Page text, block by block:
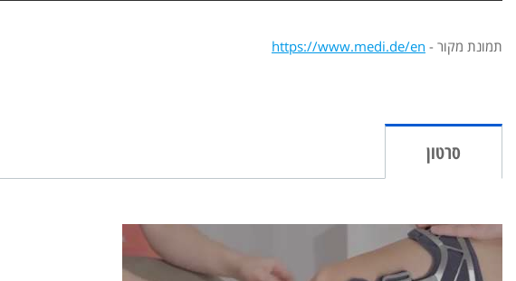
תמונת מקור - https://www.medi.de/en
סרטון